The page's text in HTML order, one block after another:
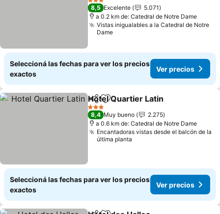
Ver precios
3 Estrellas
8,5 Excelente
5.071
a 0.2 km de: Catedral de Notre Dame
Vistas inigualables a la Catedral de Notre
Dame
Seleccioná las fechas para ver los precios
exactos
Ver precios
CompartirAñadir a favoritos
Hotel Quartier Latin
3 Estrellas
8,4 Muy bueno
2.275
a 0.6 km de: Catedral de Notre Dame
Encantadoras vistas desde el balcón de la
última planta
Seleccioná las fechas para ver los precios
exactos
Ver precios